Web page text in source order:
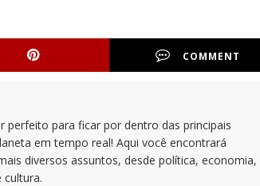
COMMENT
perfeito para ficar por dentro das principais
em tempo real! Aqui você encontrará
diversos assuntos, desde política, economia,